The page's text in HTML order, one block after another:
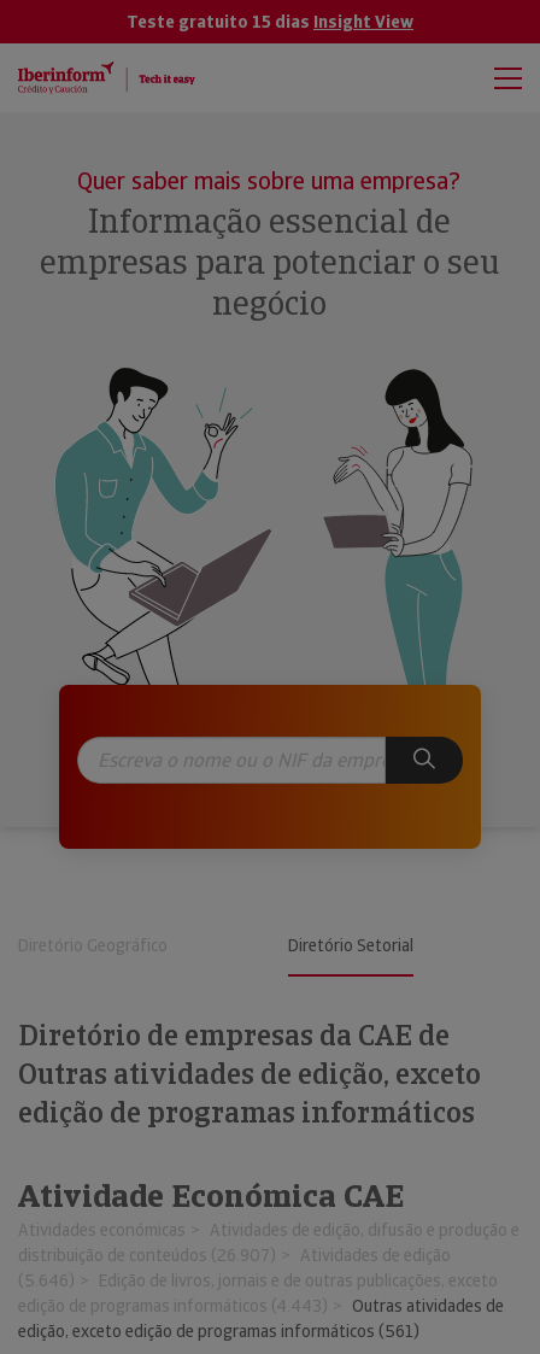
Teste gratuito 15 dias Insight View
Quer saber mais sobre uma empresa?
Informação essencial de
empresas para potenciar o seu
negócio
Diretório Geográfico Diretório Setorial
Diretório de empresas da CAE de
Outras atividades de edição, exceto
edição de programas informáticos
Atividade Económica CAE
Atividades económicas
Atividades de edição, difusão e produção e
distribuição de conteúdos (26.907)
Atividades de edição
(5.646)
Edição de livros, jornais e de outras publicações, exceto
edição de programas informáticos (4.443)
Outras atividades de
edição, exceto edição de programas informáticos (561)